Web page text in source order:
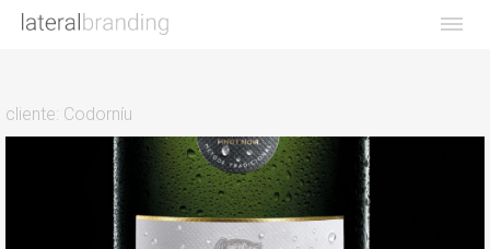
cliente: Codorníu